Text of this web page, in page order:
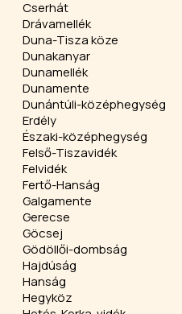
Cserhát
Drávamellék
Duna-Tisza köze
Dunakanyar
Dunamellék
Dunamente
Dunántúli-középhegység
Erdély
Északi-középhegység
Felső-Tiszavidék
Felvidék
Fertő-Hanság
Galgamente
Gerecse
Göcsej
Gödöllői-dombság
Hajdúság
Hanság
Hegyköz